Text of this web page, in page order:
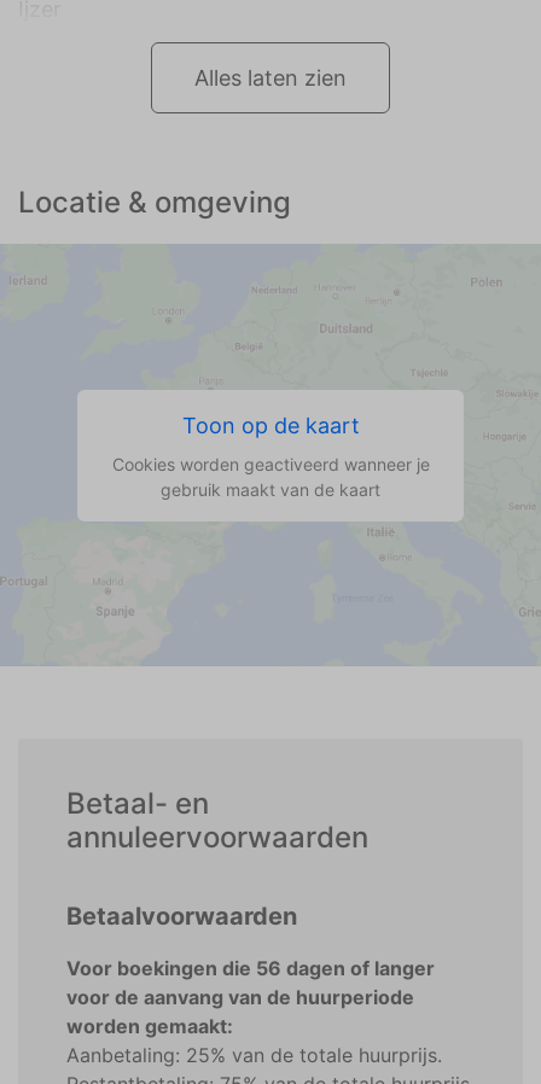
Alles laten zien
Locatie & omgeving
Toon op de kaart
Cookies worden geactiveerd wanneer je
gebruik maakt van de kaart
Betaal- en
annuleervoorwaarden
Betaalvoorwaarden
Voor boekingen die 56 dagen of langer
voor de aanvang van de huurperiode
worden gemaakt:
Aanbetaling: 25% van de totale huurprijs.